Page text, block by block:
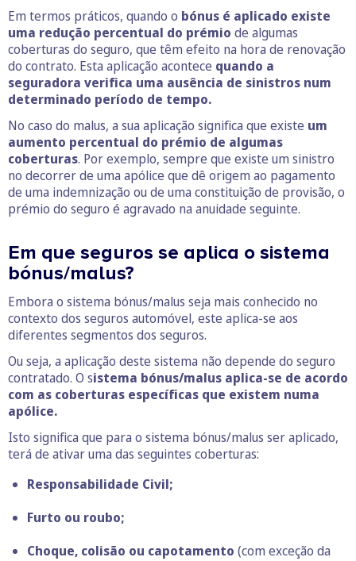
Em termos práticos, quando o bónus é aplicado existe
uma redução percentual do prémio de algumas
coberturas do seguro, que têm efeito na hora de renovação
do contrato. Esta aplicação acontece quando a
seguradora verifica uma ausência de sinistros num
determinado período de tempo.
No caso do malus, a sua aplicação significa que existe um
aumento percentual do prémio de algumas
coberturas. Por exemplo, sempre que existe um sinistro
no decorrer de uma apólice que dê origem ao pagamento
de uma indemnização ou de uma constituição de provisão, o
prémio do seguro é agravado na anuidade seguinte.
Em que seguros se aplica o sistema
bónus/malus?
Embora o sistema bónus/malus seja mais conhecido no
contexto dos seguros automóvel, este aplica-se aos
diferentes segmentos dos seguros.
Ou seja, a aplicação deste sistema não depende do seguro
contratado. O sistema bónus/malus aplica-se de acordo
com as coberturas específicas que existem numa
apólice.
Isto significa que para o sistema bónus/malus ser aplicado,
terá de ativar uma das seguintes coberturas:
Responsabilidade Civil;
Furto ou roubo;
Choque, colisão ou capotamento (com exceção da